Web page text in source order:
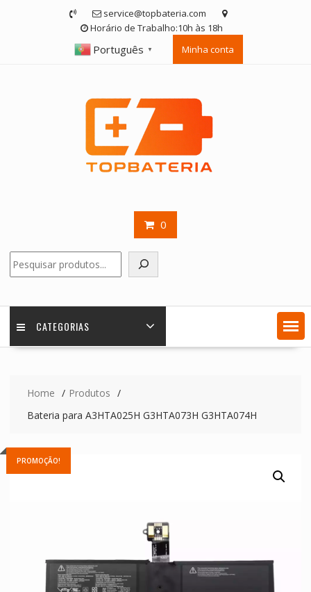
service@topbateria.com
Horário de Trabalho:10h às 18h
Português ▼ Minha conta
0
CATEGORIAS
Home
Produtos
Bateria para A3HTA025H G3HTA073H G3HTA074H
PROMOÇÃO!